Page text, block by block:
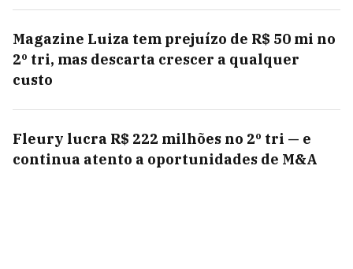
Magazine Luiza tem prejuízo de R$ 50 mi no
2º tri, mas descarta crescer a qualquer
custo
Fleury lucra R$ 222 milhões no 2º tri — e
continua atento a oportunidades de M&A